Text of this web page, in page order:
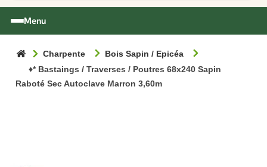
Menu
Charpente
Bois Sapin / Epicéa
♦* Bastaings / Traverses / Poutres 68x240 Sapin
Raboté Sec Autoclave Marron 3,60m